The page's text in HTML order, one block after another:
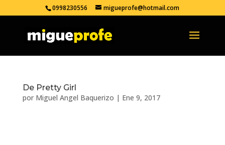
0998230556 migueprofe@hotmail.com
De Pretty Girl
por Miguel Angel Baquerizo | Ene 9, 2017